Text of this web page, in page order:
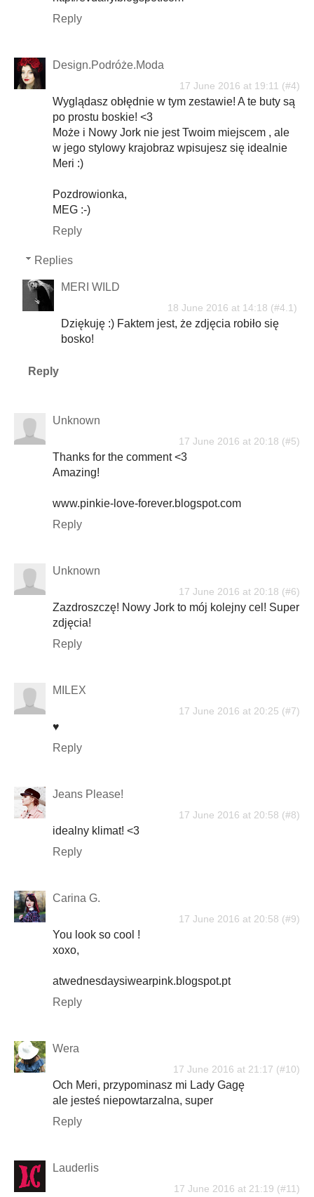
Reply
Design.Podróże.Moda
17 June 2016 at 19:11
Wyglądasz obłędnie w tym zestawie! A te buty są
po prostu boskie! <3
Może i Nowy Jork nie jest Twoim miejscem , ale
w jego stylowy krajobraz wpisujesz się idealnie
Meri :)
Pozdrowionka,
MEG :-)
Reply
Replies
MERI WILD
18 June 2016 at 14:18
Dziękuję :) Faktem jest, że zdjęcia robiło się
bosko!
Reply
Unknown
17 June 2016 at 20:18
Thanks for the comment <3
Amazing!
www.pinkie-love-forever.blogspot.com
Reply
Unknown
17 June 2016 at 20:18
Zazdroszczę! Nowy Jork to mój kolejny cel! Super
zdjęcia!
Reply
MILEX
17 June 2016 at 20:25
♥
Reply
Jeans Please!
17 June 2016 at 20:58
idealny klimat! <3
Reply
Carina G.
17 June 2016 at 20:58
You look so cool !
xoxo,
atwednesdaysiwearpink.blogspot.pt
Reply
Wera
17 June 2016 at 21:17
Och Meri, przypominasz mi Lady Gagę
ale jesteś niepowtarzalna, super
Reply
Lauderlis
17 June 2016 at 21:19